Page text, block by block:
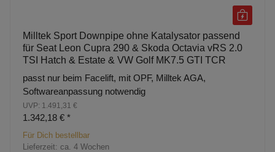
Milltek Sport Downpipe ohne Katalysator passend
für Seat Leon Cupra 290 & Skoda Octavia vRS 2.0
TSI Hatch & Estate & VW Golf MK7.5 GTI TCR
passt nur beim Facelift, mit OPF, Milltek AGA,
Softwareanpassung notwendig
UVP: 1.491,31 €
1.342,18 € *
Für Dich bestellbar
Lieferzeit: ca. 4 Wochen